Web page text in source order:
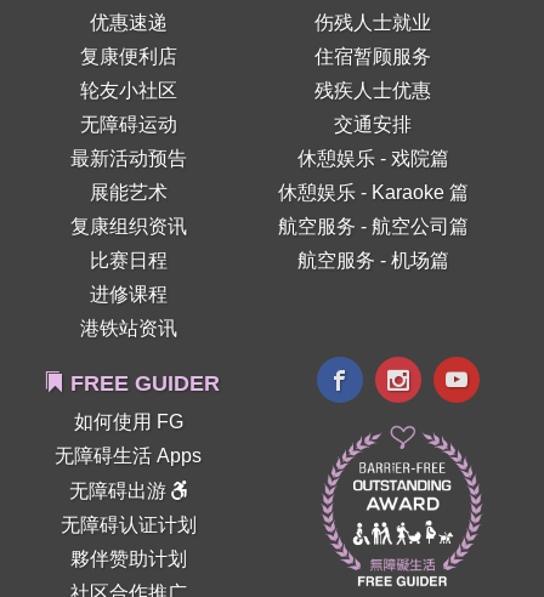
优惠速递
复康便利店
轮友小社区
无障碍运动
最新活动预告
展能艺术
复康组织资讯
比赛日程
进修课程
港铁站资讯
伤残人士就业
住宿暂顾服务
残疾人士优惠
交通安排
休憩娱乐 - 戏院篇
休憩娱乐 - Karaoke 篇
航空服务 - 航空公司篇
航空服务 - 机场篇
FREE GUIDER
如何使用 FG
无障碍生活 Apps
无障碍出游
无障碍认证计划
夥伴赞助计划
社区合作推广